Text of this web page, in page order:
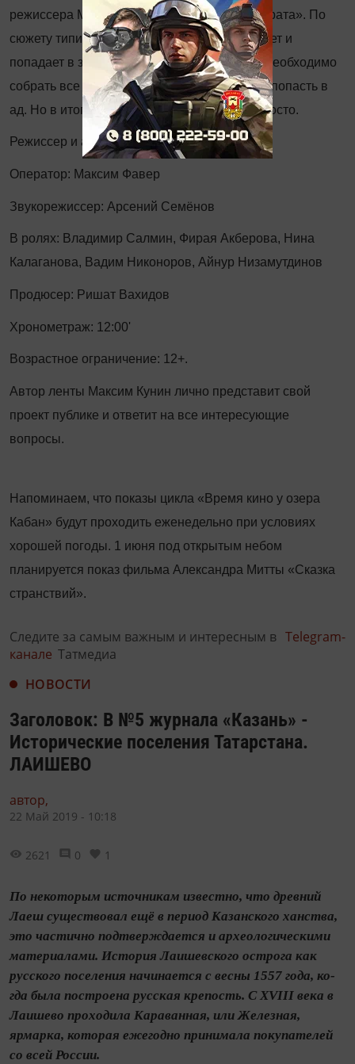
режиссера Максима Кунина «Смерть бюрократа». По
сюжету типичный чиновник-бюрократ умирает и
попадает в загробное учреждение, где ему необходимо
собрать все справки и документы, чтобы не попасть в
ад. Но в итоге это оказывается совсем непросто.
Режиссер и автор сценария: Максим Кунин
Оператор: Максим Фавер
Звукорежиссер: Арсений Семёнов
В ролях: Владимир Салмин, Фирая Акберова, Нина
Калаганова, Вадим Никоноров, Айнур Низамутдинов
Продюсер: Ришат Вахидов
Хронометраж: 12:00'
Возрастное ограничение: 12+.
Автор ленты Максим Кунин лично представит свой
проект публике и ответит на все интересующие
вопросы.
Напоминаем, что показы цикла «Время кино у озера
Кабан» будут проходить еженедельно при условиях
хорошей погоды. 1 июня под открытым небом
планируется показ фильма Александра Митты «Сказка
странствий».
Следите за самым важным и интересным в Telegram-
канале Татмедиа
НОВОСТИ
Заголовок: В №5 журнала «Казань» -
Исторические поселения Татарстана.
ЛАИШЕВО
автор,
22 Май 2019 - 10:18
2621 0 1
По некоторым источникам известно, что древний
Лаеш существовал ещё в период Казанского ханства,
это частично подтверждается и архео­логическими
материалами. История Лаишевского острога как
русского поселения начинается с весны 1557 года, ко­
гда была построена русская крепость. С XVIII века в
Лаишево проходила Караванная, или Железная,
ярмарка, которая ежегодно принимала покупателей
со всей России.